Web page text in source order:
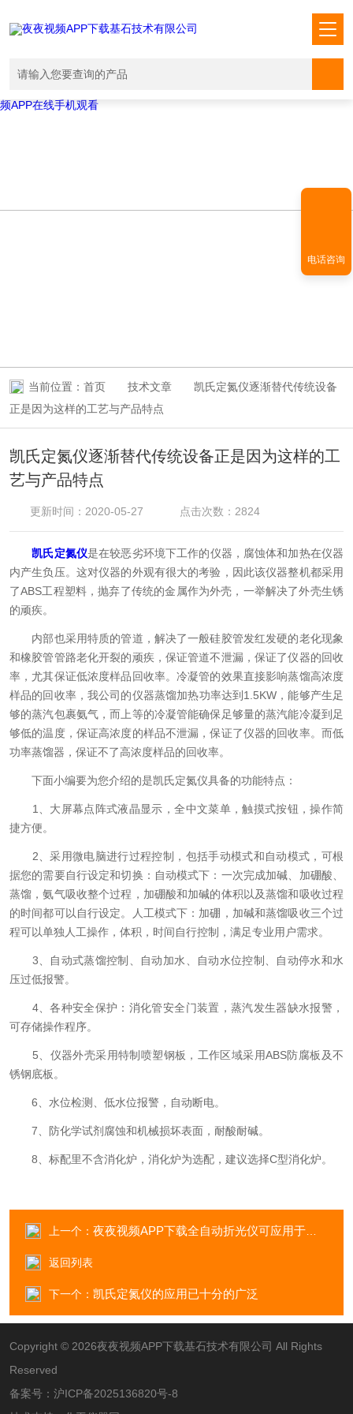
/www/wwwroot/T1.COM/func.phpon line
file_put_contents(./cachefile_yuan/shendoushi.net/cache/e8/6b3d4/
failed to open stream: No such file or directory in
/www/wwwroot/T1.COM/func.php
夜夜视频APP下载,夜夜爽视频APP看片,夜夜夜风流视频下载APP,夜夜视
频APP在线手机观看
当前位置： 首页 技术文章
凯氏定氮仪逐渐替代传统设备
正是因为这样的工艺与产品特点
凯氏定氮仪逐渐替代传统设备正是因为这样的工
艺与产品特点
更新时间：2020-05-27 点击次数：2824
凯氏定氮仪是在较恶劣环境下工作的仪器，腐蚀体和加热在仪器
内产生负压。这对仪器的外观有很大的考验，因此该仪器整机都采用
了ABS工程塑料，抛弃了传统的金属作为外壳，一举解决了外壳生锈
的顽疾。
内部也采用特质的管道，解决了一般硅胶管发红发硬的老化现象
和橡胶管管路老化开裂的顽疾，保证管道不泄漏，保证了仪器的回收
率，尤其保证低浓度样品回收率。冷凝管的效果直接影响蒸馏高浓度
样品的回收率，我公司的仪器蒸馏加热功率达到1.5KW，能够产生足
够的蒸汽包裹氨气，而上等的冷凝管能确保足够量的蒸汽能冷凝到足
够低的温度，保证高浓度的样品不泄漏，保证了仪器的回收率。而低
功率蒸馏器，保证不了高浓度样品的回收率。
下面小编要为您介绍的是凯氏定氮仪具备的功能特点：
1、大屏幕点阵式液晶显示，全中文菜单，触摸式按钮，操作简
捷方便。
2、采用微电脑进行过程控制，包括手动模式和自动模式，可根
据您的需要自行设定和切换：自动模式下：一次完成加碱、加硼酸、
蒸馏，氨气吸收整个过程，加硼酸和加碱的体积以及蒸馏和吸收过程
的时间都可以自行设定。人工模式下：加硼，加碱和蒸馏吸收三个过
程可以单独人工操作，体积，时间自行控制，满足专业用户需求。
3、自动式蒸馏控制、自动加水、自动水位控制、自动停水和水
压过低报警。
4、各种安全保护：消化管安全门装置，蒸汽发生器缺水报警，
可存储操作程序。
5、仪器外壳采用特制喷塑钢板，工作区域采用ABS防腐板及不
锈钢底板。
6、水位检测、低水位报警，自动断电。
7、防化学试剂腐蚀和机械损坏表面，耐酸耐碱。
8、标配里不含消化炉，消化炉为选配，建议选择C型消化炉。
上一个： 夜夜视频APP下载全自动折光仪可应用于哪些领域
返回列表
下一个： 凯氏定氮仪的应用已十分的广泛
Copyright © 2026夜夜视频APP下载基石技术有限公司 All Rights
Reserved
备案号： 沪ICP备2025136820号-8
电话咨询